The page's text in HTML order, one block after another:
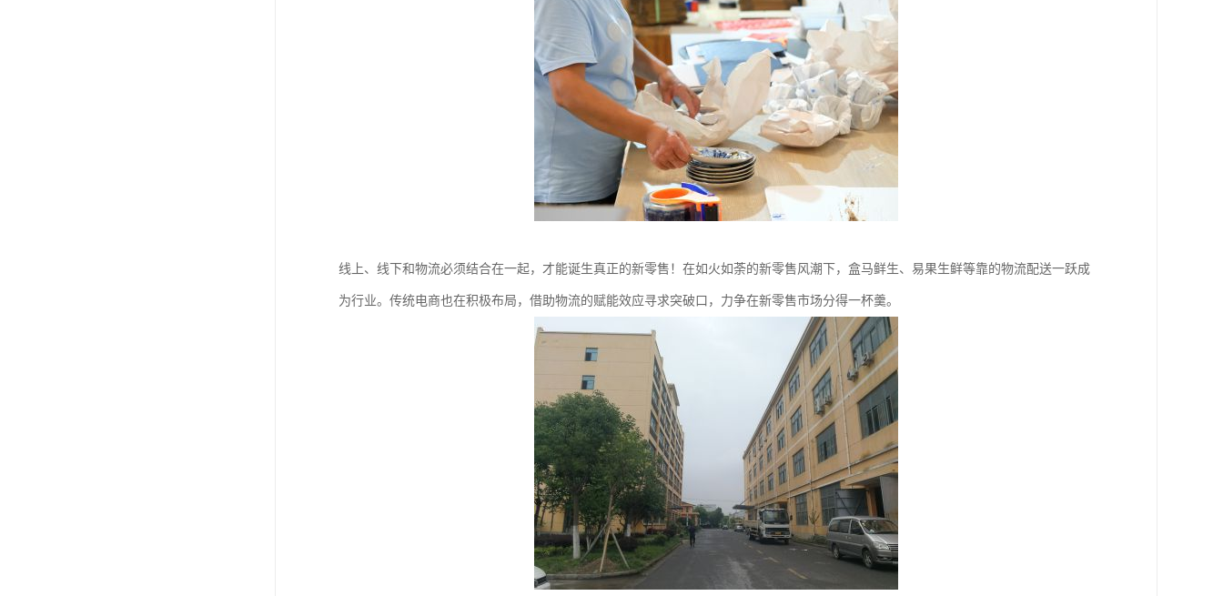
线上、线下和物流必须结合在一起，才能诞生真正的新零售！在如火如荼的新零售风潮下，盒马鲜生、易果生鲜等靠的物流配送一跃成
为行业。传统电商也在积极布局，借助物流的赋能效应寻求突破口，力争在新零售市场分得一杯羹。